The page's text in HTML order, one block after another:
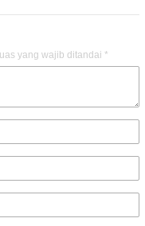
yang wajib ditandai *